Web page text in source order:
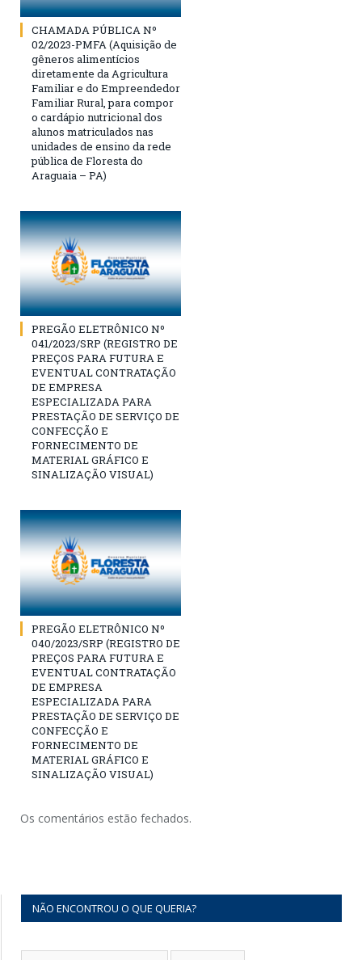
CHAMADA PÚBLICA Nº
02/2023-PMFA (Aquisição de
gêneros alimentícios
diretamente da Agricultura
Familiar e do Empreendedor
Familiar Rural, para compor
o cardápio nutricional dos
alunos matriculados nas
unidades de ensino da rede
pública de Floresta do
Araguaia – PA)
PREGÃO ELETRÔNICO Nº
041/2023/SRP (REGISTRO DE
PREÇOS PARA FUTURA E
EVENTUAL CONTRATAÇÃO
DE EMPRESA
ESPECIALIZADA PARA
PRESTAÇÃO DE SERVIÇO DE
CONFECÇÃO E
FORNECIMENTO DE
MATERIAL GRÁFICO E
SINALIZAÇÃO VISUAL)
PREGÃO ELETRÔNICO Nº
040/2023/SRP (REGISTRO DE
PREÇOS PARA FUTURA E
EVENTUAL CONTRATAÇÃO
DE EMPRESA
ESPECIALIZADA PARA
PRESTAÇÃO DE SERVIÇO DE
CONFECÇÃO E
FORNECIMENTO DE
MATERIAL GRÁFICO E
SINALIZAÇÃO VISUAL)
Os comentários estão fechados.
NÃO ENCONTROU O QUE QUERIA?